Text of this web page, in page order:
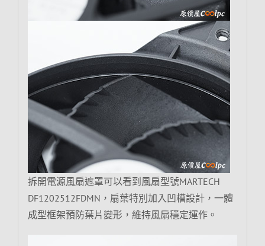
拆開電源風扇遮罩可以看到風扇型號MARTECH
DF1202512FDMN，扇葉特別加入凹槽設計，一體
成型框架預防葉片變形，維持風扇穩定運作。